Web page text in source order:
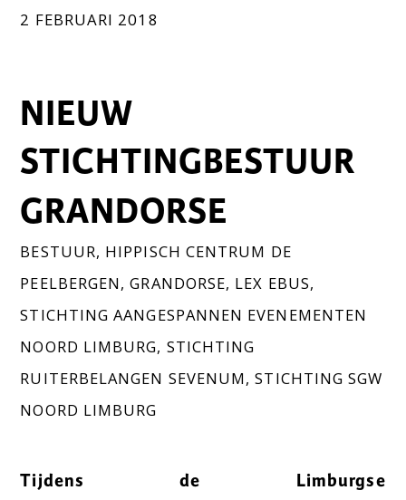
2 FEBRUARI 2018
NIEUW
STICHTINGBESTUUR
GRANDORSE
BESTUUR, HIPPISCH CENTRUM DE
PEELBERGEN,GRANDORSE, LEX EBUS,
STICHTING AANGESPANNEN EVENEMENTEN
NOORD LIMBURG, STICHTING
RUITERBELANGEN SEVENUM,STICHTING SGW
NOORD LIMBURG
Tijdens de Limburgse